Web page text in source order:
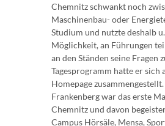
Chemnitz schwankt noch
Maschinenbau- oder
Studium und nutzte deshalb
Möglichkeit, an Führungen
an den Ständen seine Fragen
Tagesprogramm hatte er sich
Homepage
Frankenberg war das erste
Chemnitz und davon
Campus Hörsäle, Mensa,